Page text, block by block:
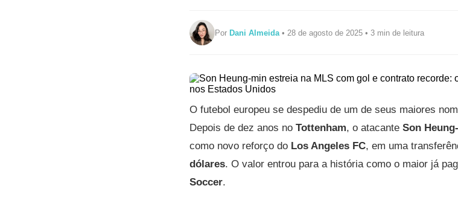
PorDani Almeida • 28 de agosto de 2025 • 3 min de leitura
O futebol europeu se despediu de um de seus maiores
Depois de dez anos noTottenham, o atacanteSon
como novo reforço do Los Angeles FC, em uma
dólares. O valor entrou para a história como o maior já
Soccer.